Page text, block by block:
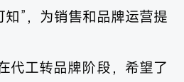
知”，为销售和品牌运营提
代工转品牌阶段，希望了